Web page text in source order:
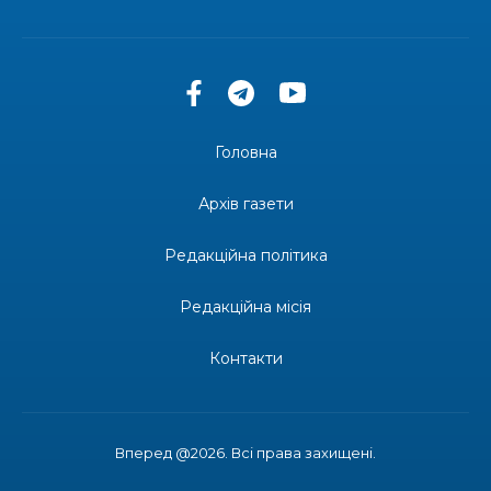
Юні мешканці Бахмутської громади у Харкові
долучилися до проєкту «Радість у дитячих
територіальної громади
«Дві музи» у Рівному: свято краси, мистецтва
епідеміолог, зоолог
Вперед @2026. Всі права захищені.
Головна
Архів газети
Редакційна політика
Редакційна місія
Контакти